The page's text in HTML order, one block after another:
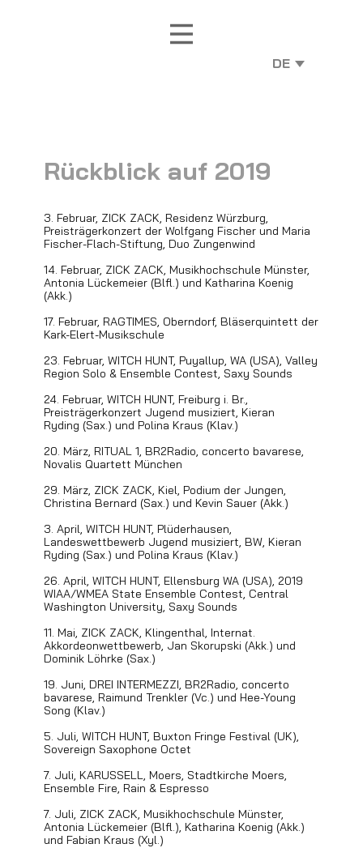
Rückblick auf 2019
3. Februar, ZICK ZACK, Residenz Würzburg,
Preisträgerkonzert der Wolfgang Fischer und Maria
Fischer-Flach-Stiftung, Duo Zungenwind
14. Februar, ZICK ZACK, Musikhochschule Münster,
Antonia Lückemeier (Blfl.) und Katharina Koenig
(Akk.)
17. Februar, RAGTIMES, Oberndorf, Bläserquintett der
Kark-Elert-Musikschule
23. Februar, WITCH HUNT, Puyallup, WA (USA), Valley
Region Solo & Ensemble Contest, Saxy Sounds
24. Februar, WITCH HUNT, Freiburg i. Br.,
Preisträgerkonzert Jugend musiziert, Kieran
Ryding (Sax.) und Polina Kraus (Klav.)
20. März, RITUAL 1, BR2Radio, concerto bavarese,
Novalis Quartett München
29. März, ZICK ZACK, Kiel, Podium der Jungen,
Christina Bernard (Sax.) und Kevin Sauer (Akk.)
3. April, WITCH HUNT, Plüderhausen,
Landeswettbewerb Jugend musiziert, BW, Kieran
Ryding (Sax.) und Polina Kraus (Klav.)
26. April, WITCH HUNT, Ellensburg WA (USA), 2019
WIAA/WMEA State Ensemble Contest, Central
Washington University, Saxy Sounds
11. Mai, ZICK ZACK, Klingenthal, Internat.
Akkordeonwettbewerb, Jan Skorupski (Akk.) und
Dominik Löhrke (Sax.)
19. Juni, DREI INTERMEZZI, BR2Radio, concerto
bavarese, Raimund Trenkler (Vc.) und Hee-Young
Song (Klav.)
5. Juli, WITCH HUNT, Buxton Fringe Festival (UK),
Sovereign Saxophone Octet
7. Juli, KARUSSELL, Moers, Stadtkirche Moers,
Ensemble Fire, Rain & Espresso
7. Juli, ZICK ZACK, Musikhochschule Münster,
Antonia Lückemeier (Blfl.), Katharina Koenig (Akk.)
und Fabian Kraus (Xyl.)